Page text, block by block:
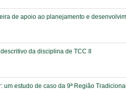
de apoio ao planejamento e
da disciplina de TCC II
um estudo de caso da 9ª Região